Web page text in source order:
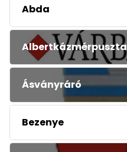
Abda
Albertkázmérpuszta
Ásványráró
Bezenye